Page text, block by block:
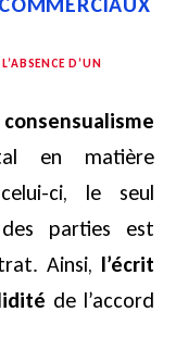
D’UN
en matière
ci, le seul
parties est
Ainsi, l’écrit
de l’accord